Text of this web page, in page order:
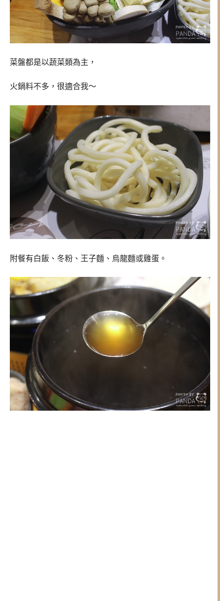
菜盤都是以蔬菜類為主，
火鍋料不多，很適合我～
附餐有白飯、冬粉、王子麵、烏龍麵或雞蛋。